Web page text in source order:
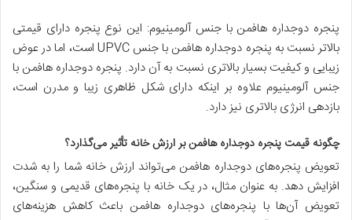
پنجره دوجداره هافمن با جنس آلومینیوم: این نوع پنجره دارای قیمتی
بالاتر نسبت به پنجره دوجداره هافمن با جنس UPVC است، اما در عوض
زیبایی و کیفیت بسیار بالاتری نسبت به آن دارد. پنجره دوجداره هافمن با
جنس آلومینیوم علاوه بر اینکه دارای شکل ظاهری زیبا و مدرن است،
بازدهی انرژی بالاتری نیز دارد.
چگونه قیمت پنجره دوجداره هافمن بر ارزش خانه تأثیر می‌گذارد؟
تعویض پنجره‌های دوجداره هافمن می‌تواند ارزش خانه شما را به شدت
افزایش دهد. به عنوان مثال، در یک خانه با پنجره‌های قدیمی و سنگین،
تعویض آن‌ها با پنجره‌های دوجداره هافمن باعث کاهش هزینه‌های